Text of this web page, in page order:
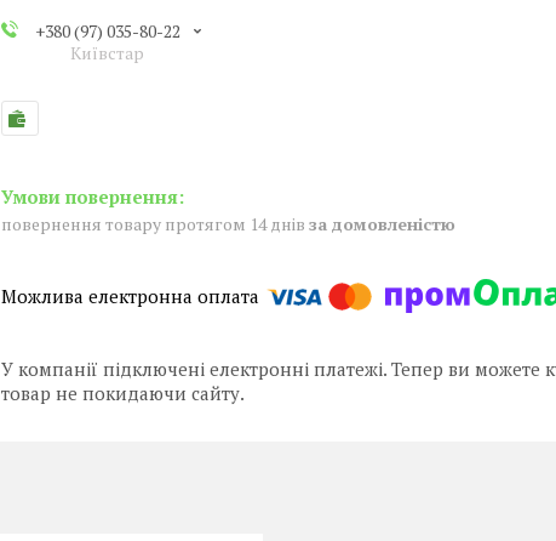
+380 (97) 035-80-22
Київстар
повернення товару протягом 14 днів за домовленістю
У компанії підключені електронні платежі. Тепер ви можете
товар не покидаючи сайту.